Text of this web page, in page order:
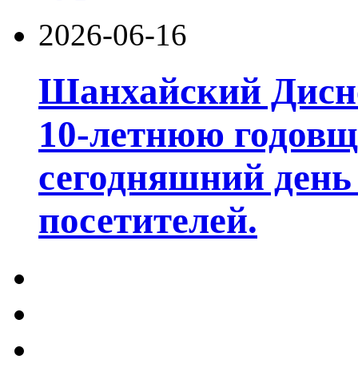
2026-06-16
Шанхайский
10-летнюю
сегодняшний
посетителей.